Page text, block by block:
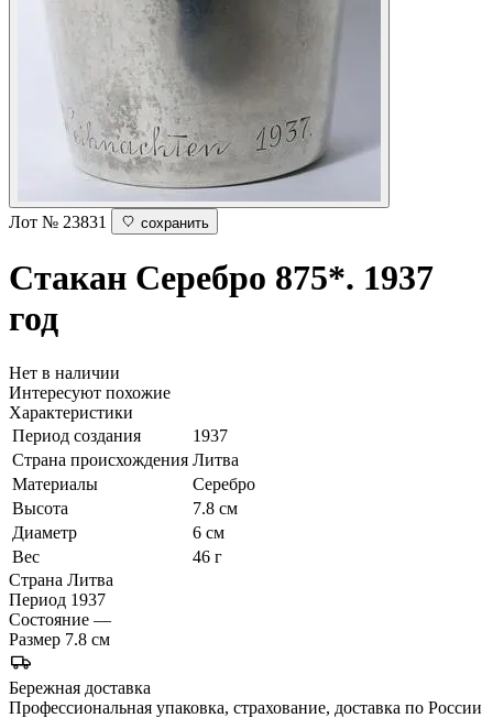
Лот № 23831 сохранить
Стакан Серебро 875*. 1937
год
Нет в наличии
Интересуют похожие
Характеристики
Период создания
1937
Страна происхождения Литва
Материалы
Серебро
Высота
7.8 см
Диаметр
6 см
Вес
46 г
Страна Литва
Период 1937
Состояние —
Размер 7.8 см
Бережная доставка
Профессиональная упаковка, страхование, доставка по России